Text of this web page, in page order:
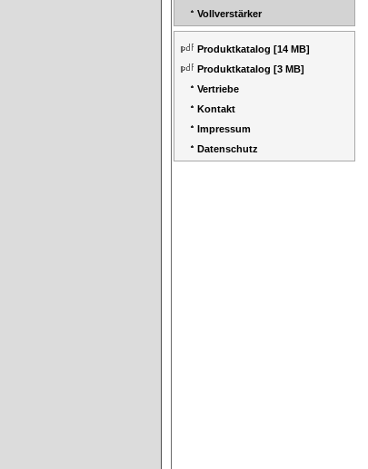
Vollverstärker
Produktkatalog [14 MB]
Produktkatalog [3 MB]
Vertriebe
Kontakt
Impressum
Datenschutz